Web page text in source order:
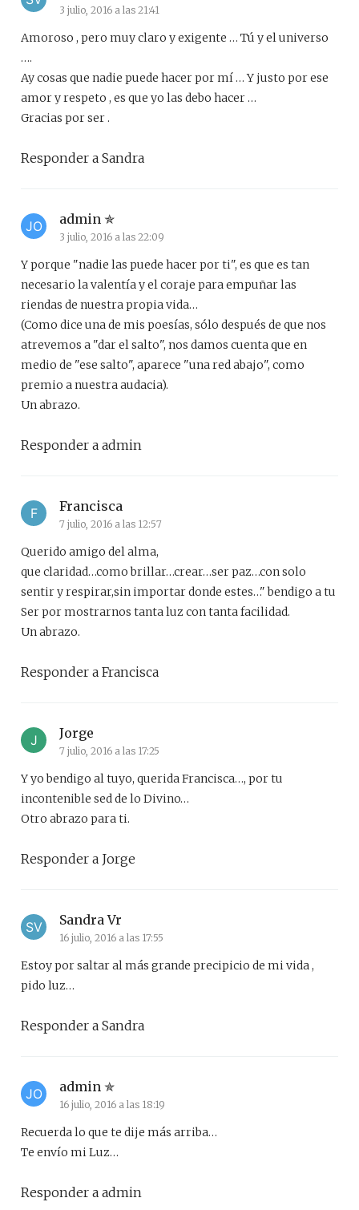
3 julio, 2016 a las 21:41
Amoroso , pero muy claro y exigente … Tú y el universo
….
Ay cosas que nadie puede hacer por mí … Y justo por ese
amor y respeto , es que yo las debo hacer …
Gracias por ser .
Responder a Sandra
admin
3 julio, 2016 a las 22:09
Y porque "nadie las puede hacer por ti", es que es tan
necesario la valentía y el coraje para empuñar las
riendas de nuestra propia vida…
(Como dice una de mis poesías, sólo después de que nos
atrevemos a "dar el salto", nos damos cuenta que en
medio de "ese salto", aparece "una red abajo", como
premio a nuestra audacia).
Un abrazo.
Responder a admin
Francisca
7 julio, 2016 a las 12:57
Querido amigo del alma,
que claridad…como brillar…crear…ser paz…con solo
sentir y respirar,sin importar donde estes…" bendigo a tu
Ser por mostrarnos tanta luz con tanta facilidad.
Un abrazo.
Responder a Francisca
Jorge
7 julio, 2016 a las 17:25
Y yo bendigo al tuyo, querida Francisca…, por tu
incontenible sed de lo Divino…
Otro abrazo para ti.
Responder a Jorge
Sandra Vr
16 julio, 2016 a las 17:55
Estoy por saltar al más grande precipicio de mi vida ,
pido luz…
Responder a Sandra
admin
16 julio, 2016 a las 18:19
Recuerda lo que te dije más arriba…
Te envío mi Luz…
Responder a admin